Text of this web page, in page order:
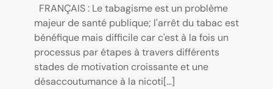
FRANÇAIS : Le tabagisme est un problème
majeur de santé publique; l'arrêt du tabac est
bénéfique mais difficile car c'est à la fois un
processus par étapes à travers différents
stades de motivation croissante et une
désaccoutumance à la nicoti[...]